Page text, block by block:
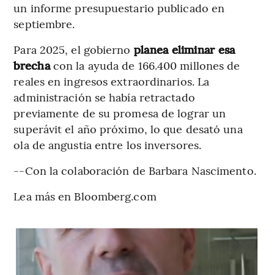
un informe presupuestario publicado en
septiembre.
Para 2025, el gobierno planea eliminar esa
brechacon la ayuda de 166.400 millones de
reales en ingresos extraordinarios. La
administración se había retractado
previamente de su promesa de lograr un
superávit el año próximo, lo que desató una
ola de angustia entre los inversores.
--Con la colaboración de Barbara Nascimento.
Lea más en Bloomberg.com